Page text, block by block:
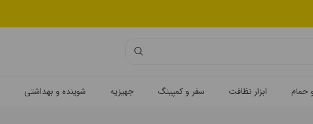
حمام ابزار نظافت سفر و کمپینگ جهیزیه شوینده و بهداشتی